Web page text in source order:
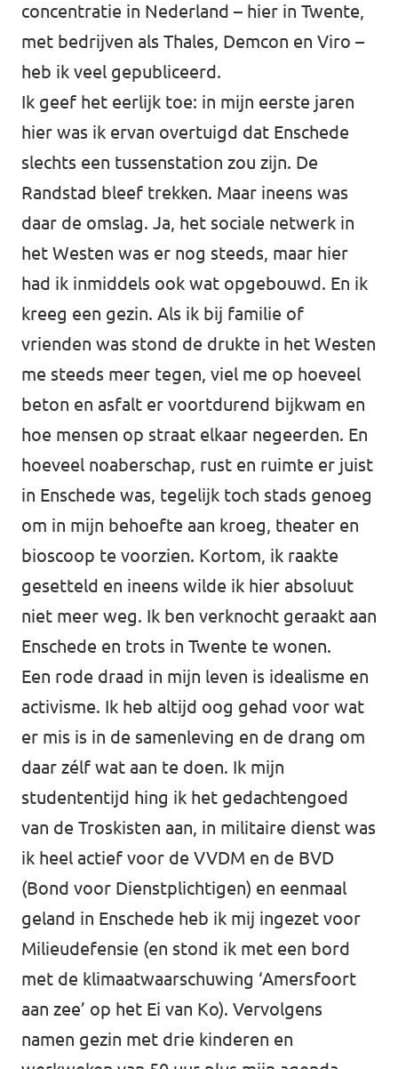
concentratie in Nederland – hier in Twente,
met bedrijven als Thales, Demcon en Viro –
heb ik veel gepubliceerd.
Ik geef het eerlijk toe: in mijn eerste jaren
hier was ik ervan overtuigd dat Enschede
slechts een tussenstation zou zijn. De
Randstad bleef trekken. Maar ineens was
daar de omslag. Ja, het sociale netwerk in
het Westen was er nog steeds, maar hier
had ik inmiddels ook wat opgebouwd. En ik
kreeg een gezin. Als ik bij familie of
vrienden was stond de drukte in het Westen
me steeds meer tegen, viel me op hoeveel
beton en asfalt er voortdurend bijkwam en
hoe mensen op straat elkaar negeerden. En
hoeveel noaberschap, rust en ruimte er juist
in Enschede was, tegelijk toch stads genoeg
om in mijn behoefte aan kroeg, theater en
bioscoop te voorzien. Kortom, ik raakte
gesetteld en ineens wilde ik hier absoluut
niet meer weg. Ik ben verknocht geraakt aan
Enschede en trots in Twente te wonen.
Een rode draad in mijn leven is idealisme en
activisme. Ik heb altijd oog gehad voor wat
er mis is in de samenleving en de drang om
daar zélf wat aan te doen. Ik mijn
studententijd hing ik het gedachtengoed
van de Troskisten aan, in militaire dienst was
ik heel actief voor de VVDM en de BVD
(Bond voor Dienstplichtigen) en eenmaal
geland in Enschede heb ik mij ingezet voor
Milieudefensie (en stond ik met een bord
met de klimaatwaarschuwing ‘Amersfoort
aan zee’ op het Ei van Ko). Vervolgens
namen gezin met drie kinderen en